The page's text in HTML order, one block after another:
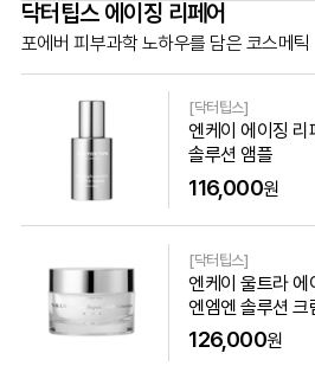
닥터팁스 에이징 리페어
포에버 피부과학 노하우를 담은 코스메틱
[닥터팁스]
엔케이 에이징 리
솔루션 앰플
116,000원
[닥터팁스]
엔케이 울트라 에
엔엠엔 솔루션 크
126,000원